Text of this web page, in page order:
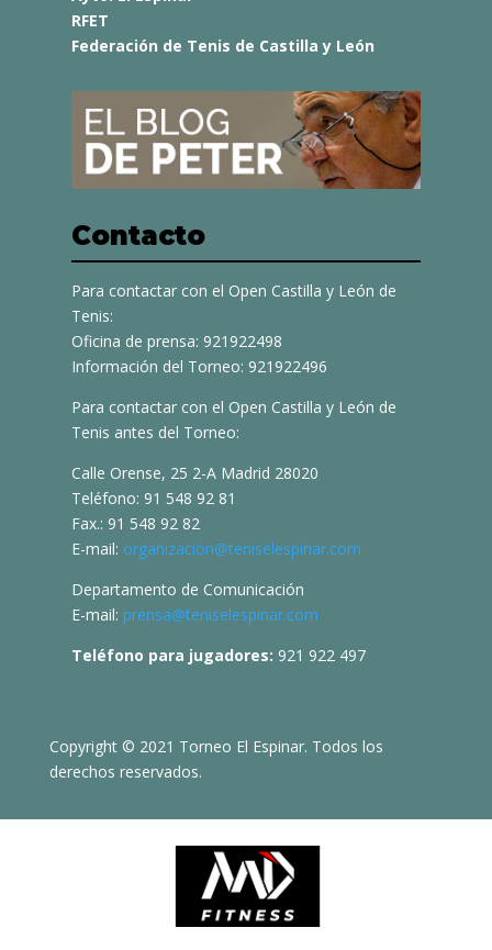
RFET
Federación de Tenis de Castilla y León
Contacto
Para contactar con el Open Castilla y León de
Tenis:
Oficina de prensa: 921922498
Información del Torneo: 921922496
Para contactar con el Open Castilla y León de
Tenis antes del Torneo:
Calle Orense, 25 2-A Madrid 28020
Teléfono: 91 548 92 81
Fax.: 91 548 92 82
E-mail: organizacion@teniselespinar.com
Departamento de Comunicación
E-mail: prensa@teniselespinar.com
Teléfono para jugadores: 921 922 497
Copyright © 2021 Torneo El Espinar. Todos los
derechos reservados.